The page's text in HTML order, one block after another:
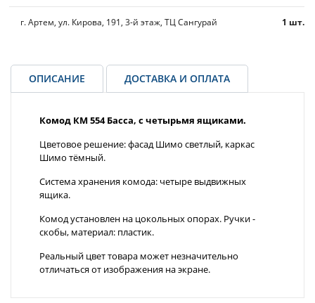
г. Артем, ул. Кирова, 191, 3-й этаж, ТЦ Сангурай 1 шт.
ОПИСАНИЕ ДОСТАВКА И ОПЛАТА
Комод КМ 554 Басса, с четырьмя ящиками.
Цветовое решение: фасад Шимо светлый, каркас
Шимо тёмный.
Система хранения комода: четыре выдвижных
ящика.
Комод установлен на цокольных опорах. Ручки -
скобы, материал: пластик.
Реальный цвет товара может незначительно
отличаться от изображения на экране.